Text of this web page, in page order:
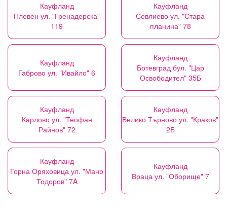
Кауфланд
Плевен ул. "Гренадерска"
119
Кауфланд
Севлиево ул. "Стара
планина" 78
Кауфланд
Габрово ул. "Ивайло" 6
Кауфланд
Ботевград бул. "Цар
Освободител" 35Б
Кауфланд
Карлово ул. "Теофан
Райнов" 72
Кауфланд
Велико Търново ул. "Краков"
2Б
Кауфланд
Горна Оряховица ул. "Мано
Тодоров" 7A
Кауфланд
Враца ул. "Оборище" 7